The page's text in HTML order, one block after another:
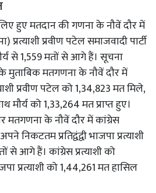
हुए मतदान की गणना के नौवें दौर में
प्रत्याशी प्रवीण पटेल समाजवादी पार्टी
से 1,559 मतों से आगे हैं। सूचना
के मुताबिक मतगणना के नौवें दौर में
प्रवीण पटेल को 1,34,823 मत मिले,
मौर्य को 1,33,264 मत प्राप्त हुए।
मतगणना के नौवें दौर में कांग्रेस
निकटतम प्रतिद्वंद्वी भाजपा प्रत्याशी
से आगे हैं। कांग्रेस प्रत्याशी को
प्रत्याशी को 1,44,261 मत हासिल